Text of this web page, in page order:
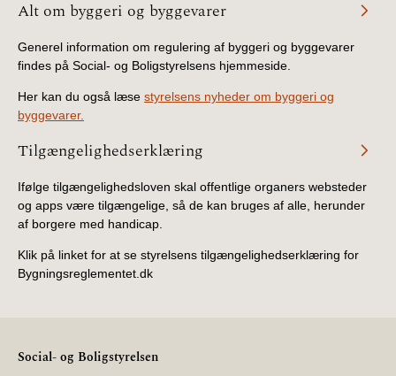
Alt om byggeri og byggevarer
Generel information om regulering af byggeri og byggevarer
findes på Social- og Boligstyrelsens hjemmeside.
Her kan du også læse styrelsens nyheder om byggeri og
byggevarer.
Tilgængelighedserklæring
Ifølge tilgængelighedsloven skal offentlige organers websteder
og apps være tilgængelige, så de kan bruges af alle, herunder
af borgere med handicap.
Klik på linket for at se styrelsens tilgængelighedserklæring for
Bygningsreglementet.dk
Social- og Boligstyrelsen